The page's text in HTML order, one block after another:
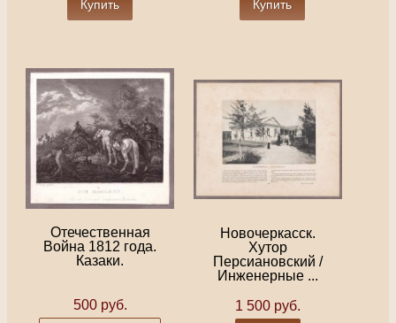
Купить Купить
Отечественная
Война 1812 года.
Казаки.
500 руб.
Новочеркасск.
Хутор
Персиановский /
Инженерные ...
1 500 руб.